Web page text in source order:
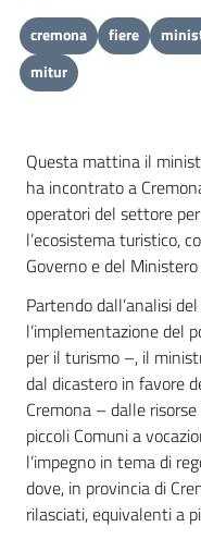
cremona fiere
mitur
Questa mattina il
ha incontrato a
operatori del settore
l’ecosistema turistico,
Governo e del
Partendo dall’analisi
l’implementazione del
per il turismo –, il
dal dicastero in favore
Cremona – dalle
piccoli Comuni a
l’impegno in tema di
dove, in provincia di
rilasciati, equivalenti a